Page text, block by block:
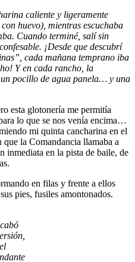
caliente y ligeramente
huevo), mientras escuchaba
Cuando terminé, salí sin
¡Desde que descubrí
cada mañana temprano iba
Y en cada rancho, la
pocillo de agua panela… y una
esta glotonería me permitía
lo que se nos venía encima…
mi quinta cancharina en el
la Comandancia llamaba a
inmediata en la pista de baile, de
en filas y frente a ellos
pies, fusiles amontonados.